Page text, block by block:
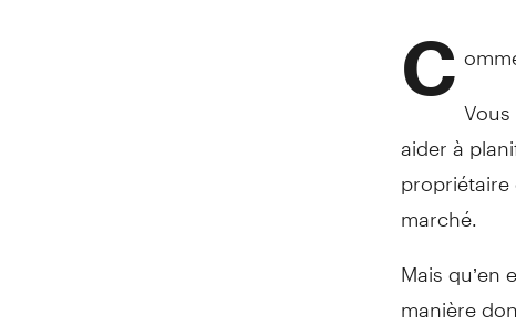
C
aider à
propriétaire
marché.
Mais
manière